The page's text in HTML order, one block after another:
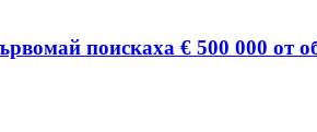
поискаха € 500 000 от